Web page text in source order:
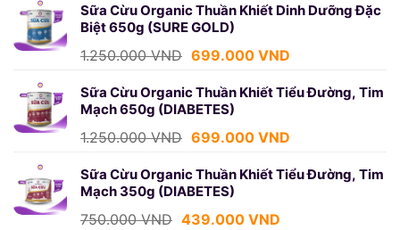
là:
750.000 VND.
tại
439.000 VND.
Sữa Cừu Organic Thuần Khiết Dinh Dưỡng Đặc
Biệt 650g (SURE GOLD)
1.250.000VND Giá
là:
1.250.000 VND.
699.000 VNDGiá
tại
Sữa Cừu Organic Thuần Khiết Tiểu Đường, Tim
Mạch 650g (DIABETES)
1.250.000VND Giá
là:
1.250.000 VND.
699.000 VNDGiá
tại
Sữa Cừu Organic Thuần Khiết Tiểu Đường, Tim
Mạch 350g (DIABETES)
750.000VND Giá
439.000 VNDGiá